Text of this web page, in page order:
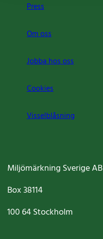
Press
Om oss
Jobba hos oss
Cookies
Visselblåsning
Miljömärkning Sverige AB
Box38114
100 64Stockholm